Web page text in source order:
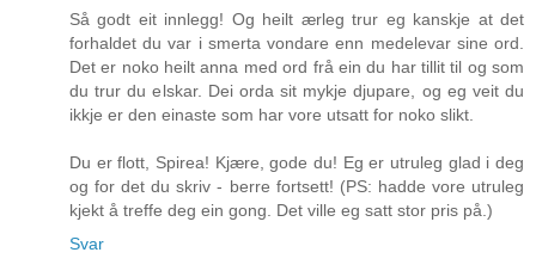
Så godt eit innlegg! Og heilt ærleg trur eg kanskje at det
forhaldet du var i smerta vondare enn medelevar sine ord.
Det er noko heilt anna med ord frå ein du har tillit til og som
du trur du elskar. Dei orda sit mykje djupare, og eg veit du
ikkje er den einaste som har vore utsatt for noko slikt.
Du er flott, Spirea! Kjære, gode du! Eg er utruleg glad i deg
og for det du skriv - berre fortsett! (PS: hadde vore utruleg
kjekt å treffe deg ein gong. Det ville eg satt stor pris på.)
Svar